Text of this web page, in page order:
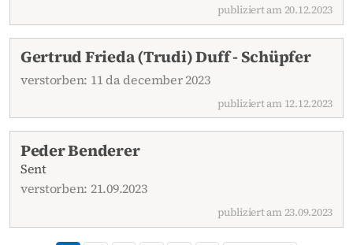
publiziert am 20.12.2023
Gertrud Frieda (Trudi) Duff - Schüpfer
verstorben: 11 da december 2023
publiziert am 12.12.2023
Peder Benderer
Sent
verstorben: 21.09.2023
publiziert am 23.09.2023